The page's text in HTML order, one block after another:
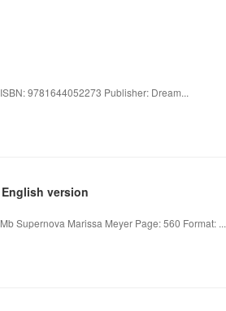
9781644052273 Publisher: Dream...
version
Supernova Marissa Meyer Page: 560 Format: ...